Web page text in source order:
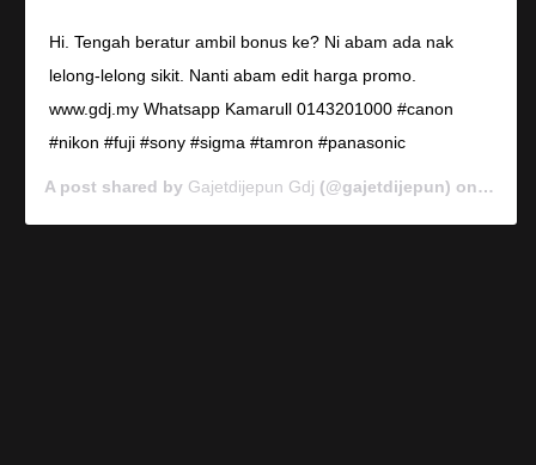
Hi. Tengah beratur ambil bonus ke? Ni abam ada nak
lelong-lelong sikit. Nanti abam edit harga promo.
www.gdj.my Whatsapp Kamarull 0143201000 #canon
#nikon #fuji #sony #sigma #tamron #panasonic
A post shared by Gajetdijepun Gdj (@gajetdijepun) on Jan 7,